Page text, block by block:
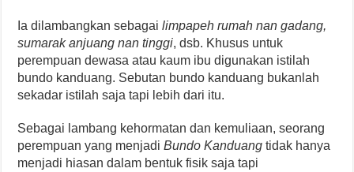
Ia dilambangkan sebagailimpapeh rumah nan gadang,
sumarak anjuang nan tinggi, dsb. Khusus untuk
perempuan dewasa atau kaum ibu digunakan istilah
bundo kanduang. Sebutan bundo kanduang bukanlah
sekadar istilah saja tapi lebih dari itu.
Sebagai lambang kehormatan dan kemuliaan, seorang
perempuan yang menjadiBundo Kanduang tidak hanya
menjadi hiasan dalam bentuk fisik saja tapi